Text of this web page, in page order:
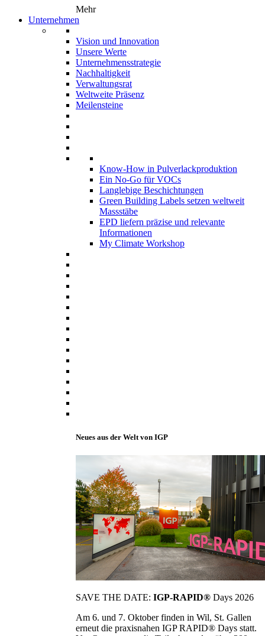
Mehr
Unternehmen
Vision und Innovation
Unsere Werte
Unternehmensstrategie
Nachhaltigkeit
Verwaltungsrat
Weltweite Präsenz
Meilensteine
Know-How in Pulverlackproduktion
Ein No-Go für VOCs
Langlebige Beschichtungen
Green Building Labels setzen weltweit
Massstäbe
EPD liefern präzise und relevante
Informationen
My Climate Workshop
Neues aus der Welt von IGP
SAVE THE DATE: IGP-RAPID® Days 2026
Am 6. und 7. Oktober finden in Wil, St. Gallen
erneut die praxisnahen IGP RAPID® Days statt.